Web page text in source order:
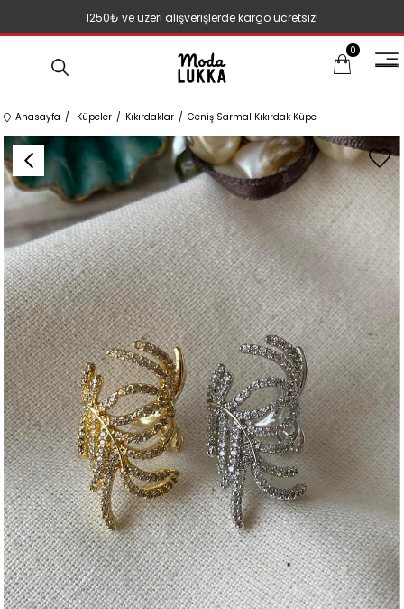
1250₺ ve üzeri alışverişlerde kargo ücretsiz!
0
Anasayfa Küpeler Kıkırdaklar Geniş Sarmal Kıkırdak Küpe